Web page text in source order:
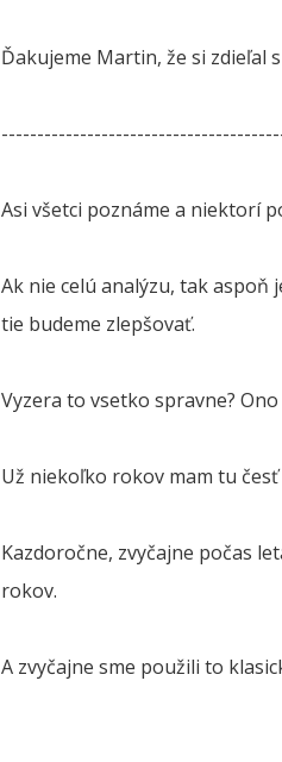
Ďakujeme Martin, že si zdieľal
Asi všetci poznáme a niektorí
Ak nie celú analýzu, tak aspoň
tie budeme zlepšovať.
Vyzera to vsetko spravne?
Už niekoľko rokov mam tu
Kazdoročne, zvyčajne počas
rokov.
A zvyčajne sme použili to